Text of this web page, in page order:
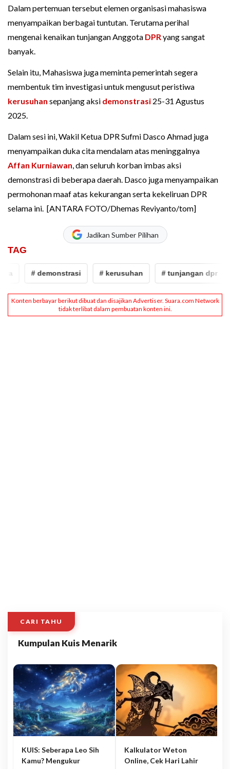
Dalam pertemuan tersebut elemen organisasi mahasiswa
menyampaikan berbagai tuntutan. Terutama perihal
mengenai kenaikan tunjangan Anggota DPRyang sangat
banyak.
Selain itu, Mahasiswa juga meminta pemerintah segera
membentuk tim investigasi untuk mengusut peristiwa
kerusuhan sepanjang aksi demonstrasi 25-31 Agustus
2025.
Dalam sesi ini, Wakil Ketua DPR Sufmi Dasco Ahmad juga
menyampaikan duka cita mendalam atas meninggalnya
Affan Kurniawan, dan seluruh korban imbas aksi
demonstrasi di beberapa daerah. Dasco juga menyampaikan
permohonan maaf atas kekurangan serta kekeliruan DPR
selama ini. [ANTARA FOTO/Dhemas Reviyanto/tom]
Jadikan Sumber Pilihan
TAG
# demonstrasi # kerusuhan # tunjangan dpr
CARI TAHU
Kumpulan Kuis Menarik
KUIS: Seberapa Leo Sih
Kamu? Mengukur
Kalkulator Weton
Online, Cek Hari Lahir